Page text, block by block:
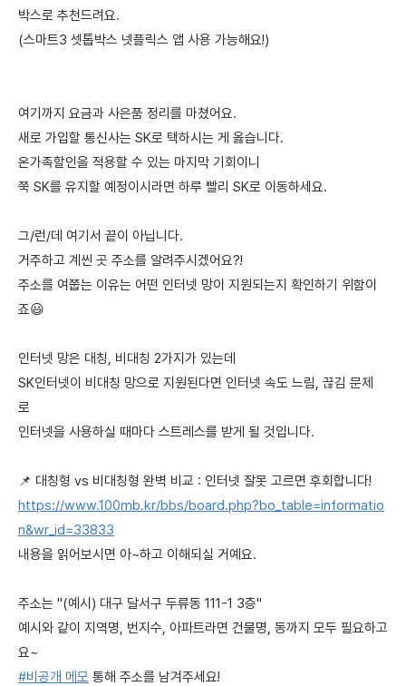
박스로 추천드려요.
(스마트3 셋톱박스 넷플릭스 앱 사용 가능해요!)
여기까지 요금과 사은품 정리를 마쳤어요.
새로 가입할 통신사는 SK로 택하시는 게 옳습니다.
온가족할인을 적용할 수 있는 마지막 기회이니
쭉 SK를 유지할 예정이시라면 하루 빨리 SK로 이동하세요.
그/런/데 여기서 끝이 아닙니다.
거주하고 계씬 곳 주소를 알려주시겠어요?!
주소를 여쭙는 이유는 어떤 인터넷 망이 지원되는지 확인하기 위함이
죠😃
인터넷 망은 대칭, 비대칭 2가지가 있는데
SK인터넷이 비대칭 망으로 지원된다면 인터넷 속도 느림, 끊김 문제
로
인터넷을 사용하실 때마다 스트레스를 받게 될 것입니다.
📌 대칭형 vs 비대칭형 완벽 비교 : 인터넷 잘못 고르면 후회합니다!
https://www.100mb.kr/bbs/board.php?bo_table=informatio
n&wr_id=33833
내용을 읽어보시면 아~하고 이해되실 거예요.
주소는 "(예시) 대구 달서구 두류동 111-1 3층"
예시와 같이 지역명, 번지수, 아파트라면 건물명, 동까지 모두 필요하고
요~
#비공개 메모 통해 주소를 남겨주세요!